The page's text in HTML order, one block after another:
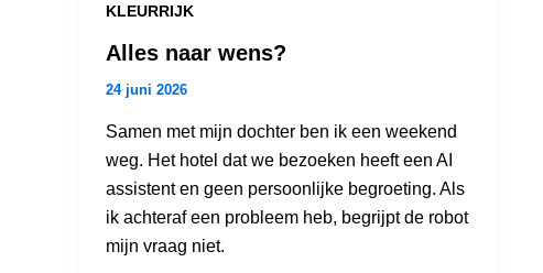
KLEURRIJK
Alles naar wens?
24 juni 2026
Samen met mijn dochter ben ik een weekend
weg. Het hotel dat we bezoeken heeft een AI
assistent en geen persoonlijke begroeting. Als
ik achteraf een probleem heb, begrijpt de robot
mijn vraag niet.